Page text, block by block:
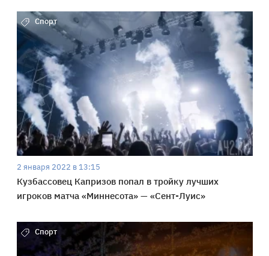
Спорт
2 января 2022 в 13:15
Кузбассовец Капризов попал в тройку лучших
игроков матча «Миннесота» — «Сент-Луис»
Спорт